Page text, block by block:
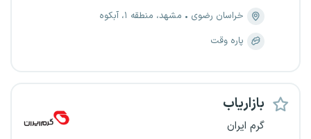
خراسان رضوی
مشهد، منطقه ۱، آبکوه
پاره وقت
بازاریاب
گرم ایران